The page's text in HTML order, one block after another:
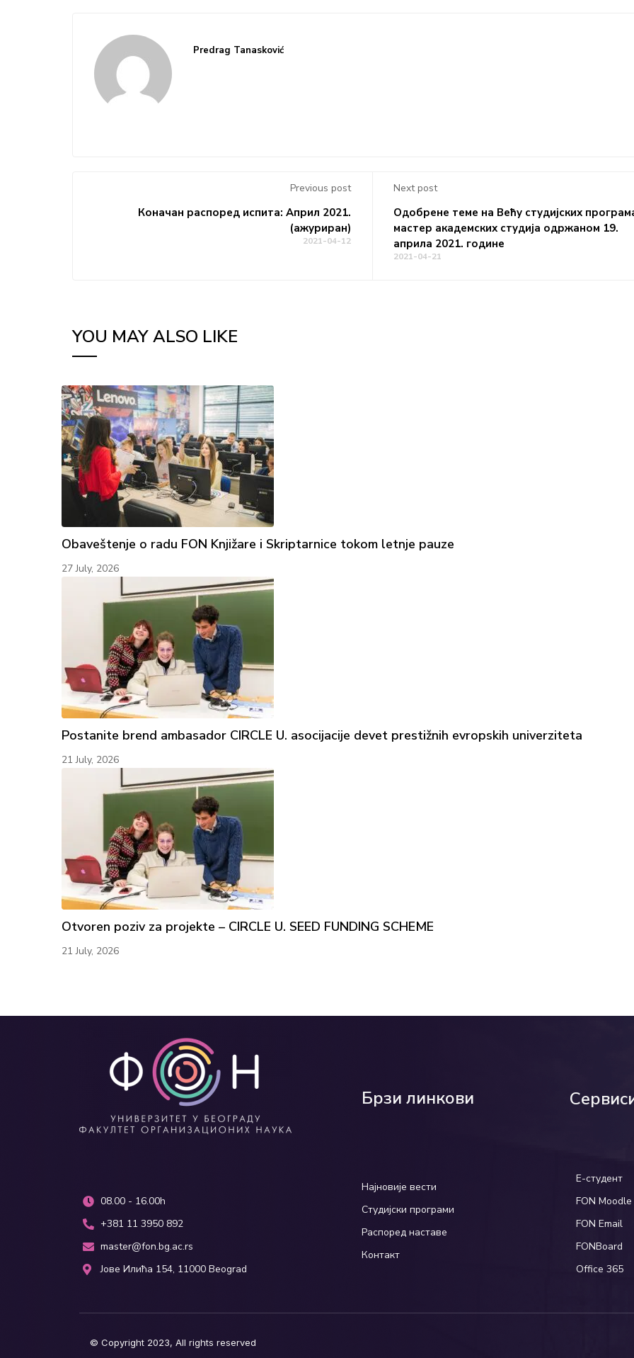
Predrag Tanasković
Previous post
Коначан распоред испита: Април 2021.
(ажуриран)
2021-04-12
Next post
Одобрене теме на Већу студијских
мастер академских студија одржаном 19.
априла 2021. године
2021-04-21
YOU MAY ALSO LIKE
Obaveštenje o radu FON Knjižare i Skriptarnice tokom letnje pauze
27 July, 2026
Postanite brend ambasador CIRCLE U. asocijacije devet prestižnih evropskih univerziteta
21 July, 2026
Otvoren poziv za projekte – CIRCLE U. SEED FUNDING SCHEME
21 July, 2026
08.00 - 16.00h
+381 11 3950 892
master@fon.bg.ac.rs
Јове Илића 154, 11000 Beograd
Брзи линкови
Најновије вести
Студијски програми
Распоред наставе
Контакт
Е-студент
FON Moodle
FON Email
FONBoard
Office 365
© Copyright 2023, All rights reserved